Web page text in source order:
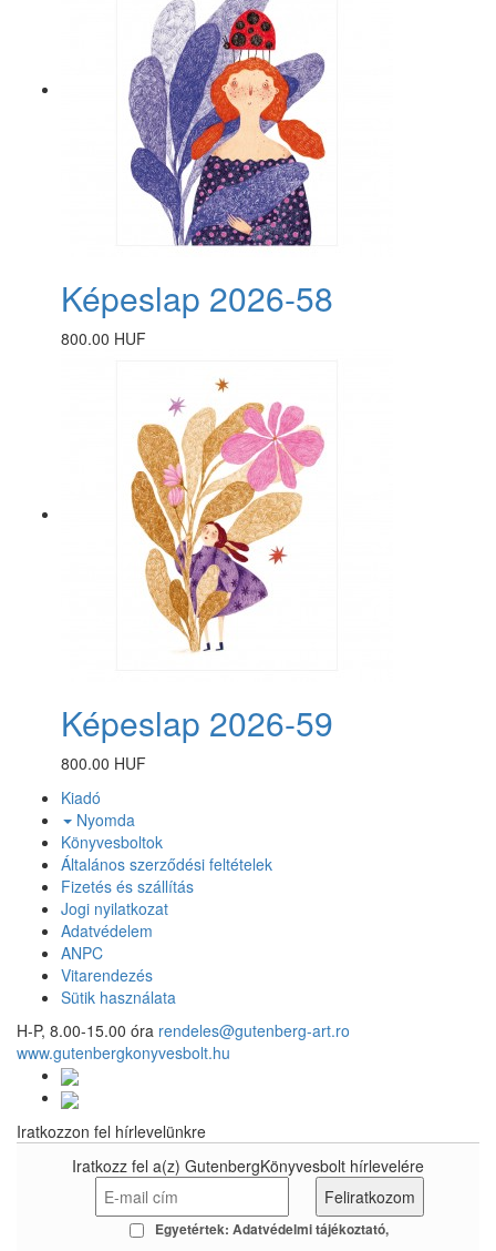
Képeslap 2026-58
800.00 HUF
Képeslap 2026-59
800.00 HUF
Kiadó
Nyomda
Könyvesboltok
Általános szerződési feltételek
Fizetés és szállítás
Jogi nyilatkozat
Adatvédelem
ANPC
Vitarendezés
Sütik használata
H-P, 8.00-15.00 óra rendeles@gutenberg-art.ro
www.gutenbergkonyvesbolt.hu
Iratkozzon fel hírlevelünkre
Iratkozz fel a(z) GutenbergKönyvesbolt hírlevelére
Egyetértek: Adatvédelmi tájékoztató